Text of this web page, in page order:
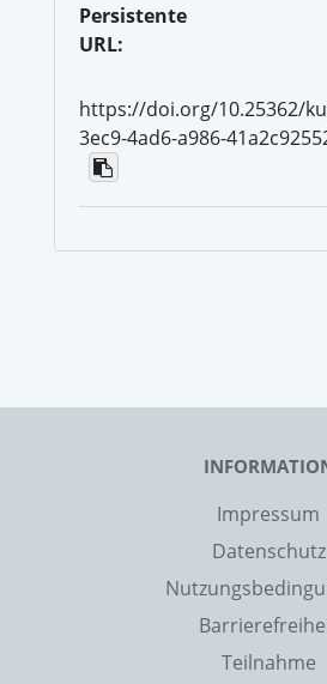
Persistente
URL:
https://doi.org/10.25362/
3ec9-4ad6-a986-
Impressum
Datenschutz
Teilnahme